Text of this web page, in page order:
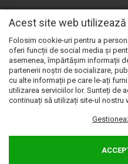
Acest site web utilizează
Folosim cookie-uri pentru a
oferi funcții de social media și
asemenea, împărtășim informații
partenerii noștri de socializare,
cu alte informații pe care le-ați
utilizarea serviciilor lor. Sunteți de
continuați să utilizați site-ul nostru